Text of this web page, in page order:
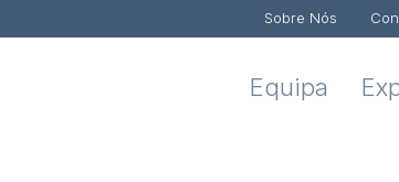
Sobre Nós
Equipa